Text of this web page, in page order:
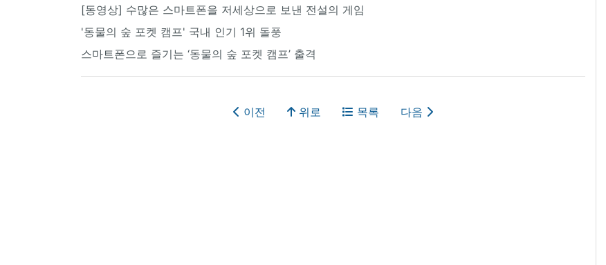
[동영상] 수많은 스마트폰을 저세상으로 보낸 전설의 게임
'동물의 숲 포켓 캠프' 국내 인기 1위 돌풍
스마트폰으로 즐기는 ‘동물의 숲 포켓 캠프’ 출격
이전 위로 목록 다음